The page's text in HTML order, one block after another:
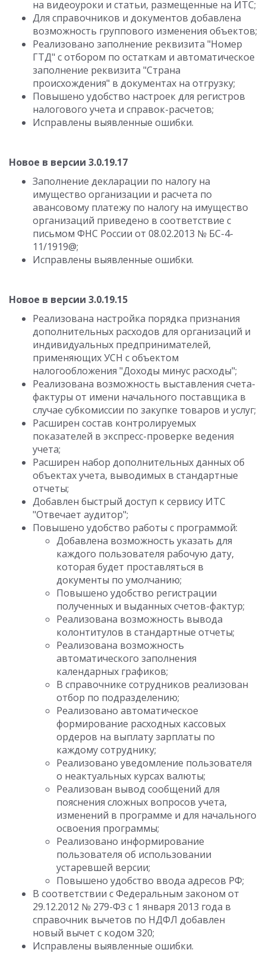
на видеоуроки и статьи, размещенные на ИТС;
Для справочников и документов добавлена
возможность группового изменения объектов;
Реализовано заполнение реквизита "Номер
ГТД" с отбором по остаткам и автоматическое
заполнение реквизита "Страна
происхождения" в документах на отгрузку;
Повышено удобство настроек для регистров
налогового учета и справок-расчетов;
Исправлены выявленные ошибки.
Новое в версии 3.0.19.17
Заполнение декларации по налогу на
имущество организации и расчета по
авансовому платежу по налогу на имущество
организаций приведено в соответствие с
письмом ФНС России от 08.02.2013 № БС-4-
11/1919@;
Исправлены выявленные ошибки.
Новое в версии 3.0.19.15
Реализована настройка порядка признания
дополнительных расходов для организаций и
индивидуальных предпринимателей,
применяющих УСН с объектом
налогообложения "Доходы минус расходы";
Реализована возможность выставления счета-
фактуры от имени начального поставщика в
случае субкомиссии по закупке товаров и услуг;
Расширен состав контролируемых
показателей в экспресс-проверке ведения
учета;
Расширен набор дополнительных данных об
объектах учета, выводимых в стандартные
отчеты;
Добавлен быстрый доступ к сервису ИТС
"Отвечает аудитор";
Повышено удобство работы с программой:
Добавлена возможность указать для
каждого пользователя рабочую дату,
которая будет проставляться в
документы по умолчанию;
Повышено удобство регистрации
полученных и выданных счетов-фактур;
Реализована возможность вывода
колонтитулов в стандартные отчеты;
Реализована возможность
автоматического заполнения
календарных графиков;
В справочнике сотрудников реализован
отбор по подразделению;
Реализовано автоматическое
формирование расходных кассовых
ордеров на выплату зарплаты по
каждому сотруднику;
Реализовано уведомление пользователя
о неактуальных курсах валюты;
Реализован вывод сообщений для
пояснения сложных вопросов учета,
изменений в программе и для начального
освоения программы;
Реализовано информирование
пользователя об использовании
устаревшей версии;
Повышено удобство ввода адресов РФ;
В соответствии с Федеральным законом от
29.12.2012 № 279-ФЗ с 1 января 2013 года в
справочник вычетов по НДФЛ добавлен
новый вычет с кодом 320;
Исправлены выявленные ошибки.